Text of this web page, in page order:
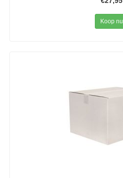
Koop nu